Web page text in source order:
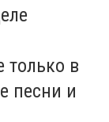
только в
песни и